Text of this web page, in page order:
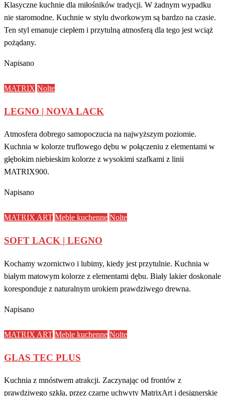
Klasyczne kuchnie dla miłośników tradycji. W żadnym wypadku
nie staromodne. Kuchnie w stylu dworkowym są bardzo na czasie.
Ten styl emanuje ciepłem i przytulną atmosferą dla tego jest wciąż
pożądany.
Napisano
MATRIX Nolte
LEGNO | NOVA LACK
Atmosfera dobrego samopoczucia na najwyższym poziomie.
Kuchnia w kolorze truflowego dębu w połączeniu z elementami w
głębokim niebieskim kolorze z wysokimi szafkami z linii
MATRIX900.
Napisano
MATRIX ART Meble kuchenne Nolte
SOFT LACK | LEGNO
Kochamy wzornictwo i lubimy, kiedy jest przytulnie. Kuchnia w
białym matowym kolorze z elementami dębu. Biały lakier doskonale
koresponduje z naturalnym urokiem prawdziwego drewna.
Napisano
MATRIX ART Meble kuchenne Nolte
GLAS TEC PLUS
Kuchnia z mnóstwem atrakcji. Zaczynając od frontów z
prawdziwego szkła, przez czarne uchwyty MatrixArt i designerskie